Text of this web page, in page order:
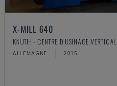
X-MILL 640
KNUTH - CENTRE D'USINAGE VERTICAL
ALLEMAGNE 2015